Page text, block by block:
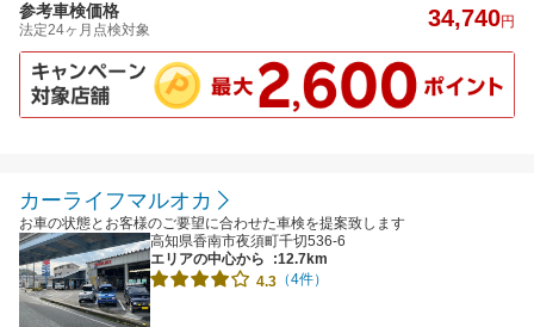
参考車検価格
法定24ヶ月点検対象 34,740円
カーライフマルオカ
お車の状態とお客様のご要望に合わせた車検を提案致します
高知県香南市夜須町千切536-6
エリアの中心から
:12.7km
4.3 （4件）